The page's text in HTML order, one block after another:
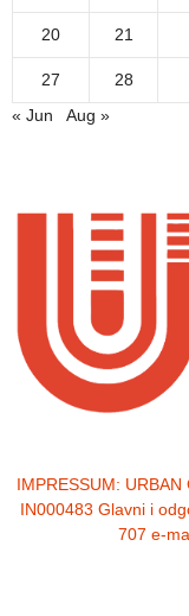
20 21
27 28
« Jun
Aug »
IMPRESSUM: URBAN
IN000483 Glavni i
707 e-